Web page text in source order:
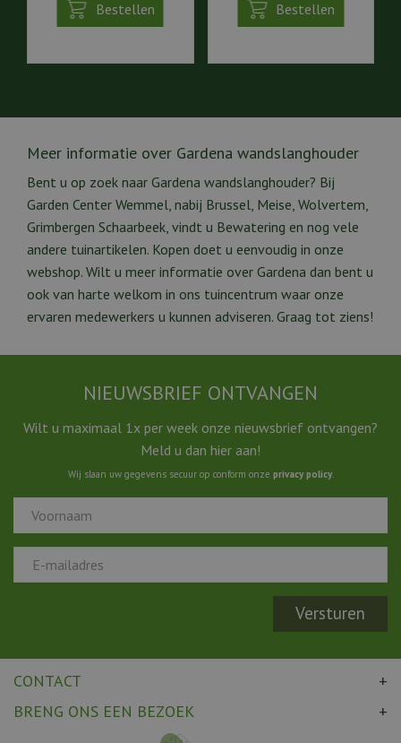
Bestellen Bestellen
Meer informatie over Gardena wandslanghouder
Bent u op zoek naar Gardena wandslanghouder? Bij
Garden Center Wemmel, nabij Brussel, Meise, Wolvertem,
Grimbergen Schaarbeek, vindt u Bewatering en nog vele
andere tuinartikelen. Kopen doet u eenvoudig in onze
webshop. Wilt u meer informatie over Gardena dan bent u
ook van harte welkom in ons tuincentrum waar onze
ervaren medewerkers u kunnen adviseren. Graag tot ziens!
NIEUWSBRIEF ONTVANGEN
Wilt u maximaal 1x per week onze nieuwsbrief ontvangen?
Meld u dan hier aan!
Wij slaan uw gegevens secuur op conform onze privacy policy.
CONTACT
BRENG ONS EEN BEZOEK